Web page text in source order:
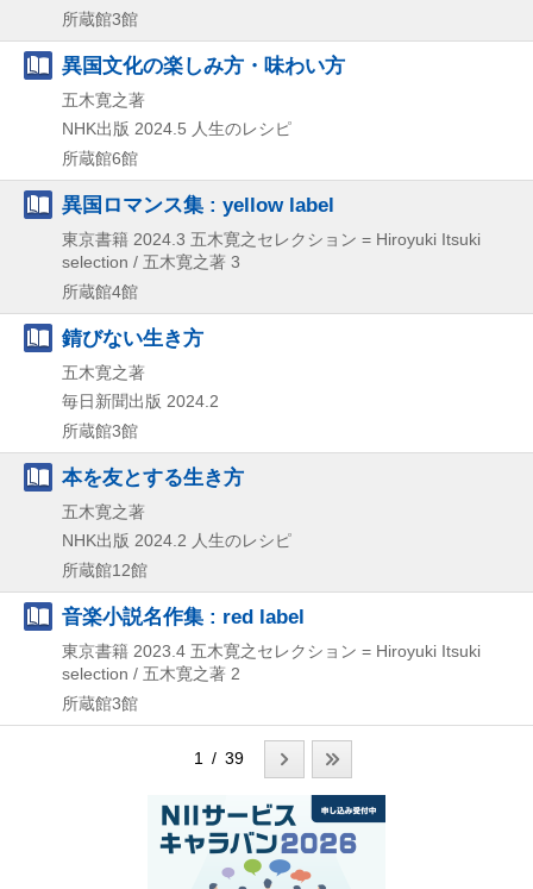
所蔵館3館
異国文化の楽しみ方・味わい方
五木寛之著
NHK出版 2024.5 人生のレシピ
所蔵館6館
異国ロマンス集 : yellow label
東京書籍 2024.3 五木寛之セレクション = Hiroyuki Itsuki
selection / 五木寛之著 3
所蔵館4館
錆びない生き方
五木寛之著
毎日新聞出版 2024.2
所蔵館3館
本を友とする生き方
五木寛之著
NHK出版 2024.2 人生のレシピ
所蔵館12館
音楽小説名作集 : red label
東京書籍 2023.4 五木寛之セレクション = Hiroyuki Itsuki
selection / 五木寛之著 2
所蔵館3館
1 / 39